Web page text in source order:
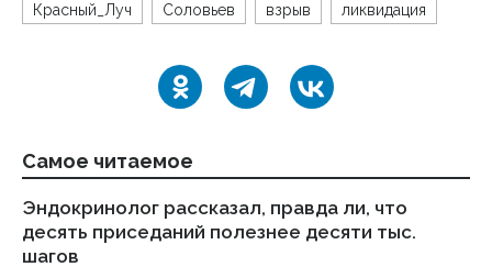
Красный_Луч Соловьев взрыв ликвидация
Самое читаемое
Эндокринолог рассказал, правда ли, что
десять приседаний полезнее десяти тыс.
шагов